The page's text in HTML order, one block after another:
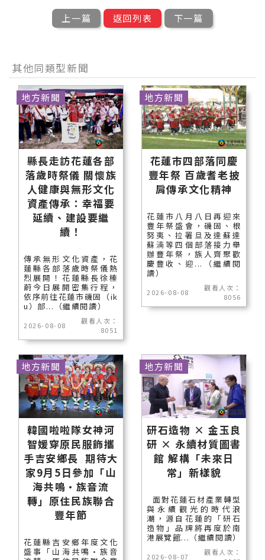
上一篇 返回列表 下一篇
其他同類型新聞
縣長走訪花蓮各部
落歲時祭儀 關懷族
人健康與無形文化
資產傳承：幸福要
延續、建設要繼
續！
傳承無形文化資產，花
蓮縣各部落歲時祭儀熱
烈展開！花蓮縣長徐榛
蔚今日展開密集行程，
依序前往花蓮市磯固（ik
u）部...（繼續閱讀）
2026-08-08
觀看人次：
8051
地方新聞
花蓮市四部落同慶
豐年祭 百歲耆老披
肩傳承文化精神
花蓮市八月八日再迎來
豐年祭盛會，磯固、根
努夷、拉署旦及達蘇達
蘇湳等四個部落接力舉
辦豐年祭，族人齊聚歡
慶豐收、迎...（繼續閱
讀）
2026-08-08
觀看人次：
8056
地方新聞
韓國啦啦隊女神河
智媛穿原民服飾攜
手吉安鄉長 期待大
家9月5日參加「山
海共鳴•族音流
轉」原住民族聯合
豐年節
花蓮縣吉安鄉年度文化
盛事「山海共鳴•族音
地方新聞
研石造物 × 金玉良
研 × 永續材質圖書
館 解構「未來日
常」新樣貌
面對花蓮石材產業轉型
與永續觀光的時代浪
潮，源自花蓮的「研石
造物」品牌將再度於南
港展覽館...（繼續閱讀）
2026-08-07
觀看人次：
地方新聞